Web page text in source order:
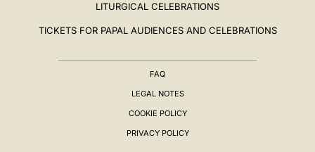
LITURGICAL CELEBRATIONS
TICKETS FOR PAPAL AUDIENCES AND CELEBRATIONS
FAQ
LEGAL NOTES
COOKIE POLICY
PRIVACY POLICY